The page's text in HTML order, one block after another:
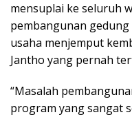
mensuplai ke seluruh
pembangunan gedung
usaha menjemput
Jantho yang pernah
“Masalah
program yang sangat